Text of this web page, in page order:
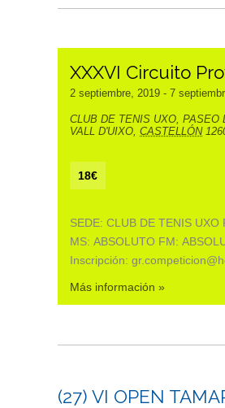
XXXVI Circuito
2 septiembre, 2019 - 7
CLUB DE TENIS UXO, PASEO
VALL D'UIXO, CASTELLÓN
18€
SEDE: CLUB DE TENIS
MS: ABSOLUTO FM:
Inscripción:
Más información »
(27) VI OPEN